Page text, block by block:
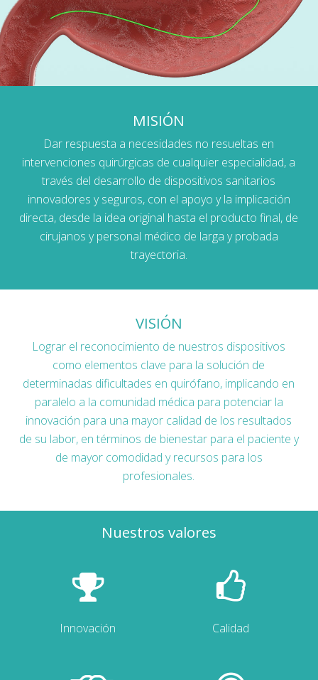
MISIÓN
Dar respuesta a necesidades no resueltas en
intervenciones quirúrgicas de cualquier especialidad, a
través del desarrollo de dispositivos sanitarios
innovadores y seguros, con el apoyo y la implicación
directa, desde la idea original hasta el producto final, de
cirujanos y personal médico de larga y probada
trayectoria.
VISIÓN
Lograr el reconocimiento de nuestros dispositivos
como elementos clave para la solución de
determinadas dificultades en quirófano, implicando en
paralelo a la comunidad médica para potenciar la
innovación para una mayor calidad de los resultados
de su labor, en términos de bienestar para el paciente y
de mayor comodidad y recursos para los
profesionales.
Nuestros valores
Innovación Calidad